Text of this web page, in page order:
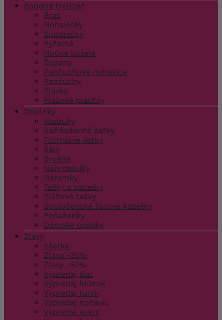
Spodná bielizeň
Bras
Nohavičky
Spodničky
Pyžamá
Nočné košele
Župany
Pančuchové nohavice
Pančuchy
Plavky
Plážové plachty
Doplnky
Klobúky
Každodenné šatky
Formálne šatky
Šály
Brošne
Náhrdelníky
Náramky
Tašky a kabelky
Plážové tašky
Spoločenské listové kabelky
Peňaženky
Dámske opasky
Zľavy
Všetky
Zľava -30%
Zľavy -50%
Výpredaj šiat
Výpredaj blúzok
Výpredaj tuník
Výpredaj nohavíc
Výpredaj sukní